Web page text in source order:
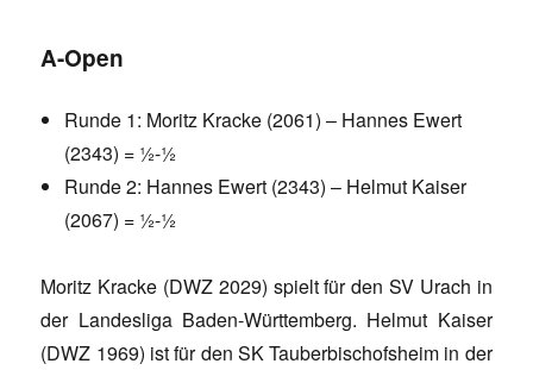
A-Open
Runde 1: Moritz Kracke (2061) – Hannes Ewert
(2343) = ½-½
Runde 2: Hannes Ewert (2343) – Helmut Kaiser
(2067) = ½-½
Moritz Kracke (DWZ 2029) spielt für den SV Urach in
der Landesliga Baden-Württemberg. Helmut Kaiser
(DWZ 1969) ist für den SK Tauberbischofsheim in der